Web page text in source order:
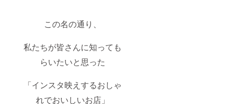
この名の通り、
私たちが皆さんに知っても
らいたいと思った
「インスタ映えするおしゃ
れでおいしいお店」